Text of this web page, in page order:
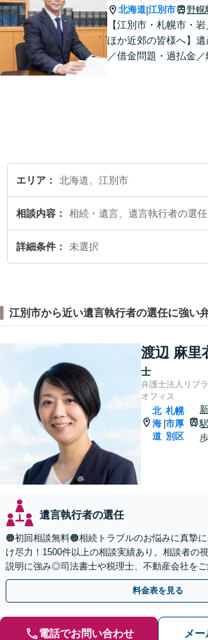
北海道|江別市 野幌
【江別市・札幌市・
ほか近郊の皆様へ】
／借金問題・過払金／
エリア 北海道、江別市
相談内容 相続・遺言、遺言執行者の選任
詳細条件 未選択
江別市から近い遺言執行者の選任に強い
渡辺 麻里
士
弁護士法人リブ
オフィス
北
海
道
|
札幌
市厚
別区
遺言執行者の選任
🟠初回相談無料🟠相続トラブルのお悩みに真摯
け尽力！1500件以上の相談実績あり。相談者の
説明に強み◎司法書士や税理士、不動産会社をご
税の申告までワンストップで対応【夜間相談可】
料金表を見る
電話でお問い合わせ メ